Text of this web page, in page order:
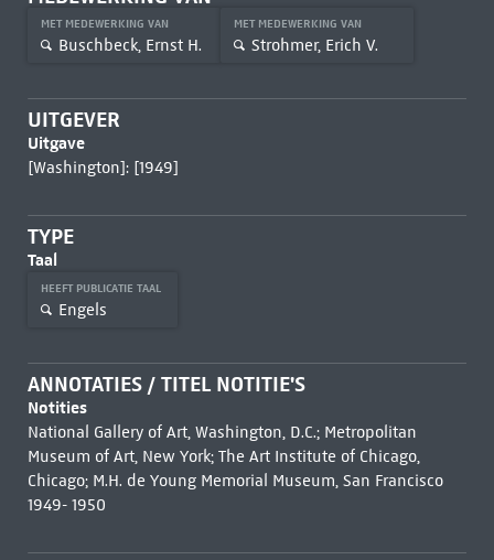
MET MEDEWERKING VAN
Buschbeck, Ernst H.
MET MEDEWERKING VAN
Strohmer, Erich V.
UITGEVER
Uitgave
[Washington]: [1949]
TYPE
Taal
HEEFT PUBLICATIE TAAL
Engels
ANNOTATIES / TITEL NOTITIE'S
Notities
National Gallery of Art, Washington, D.C.; Metropolitan
Museum of Art, New York; The Art Institute of Chicago,
Chicago; M.H. de Young Memorial Museum, San Francisco
1949- 1950